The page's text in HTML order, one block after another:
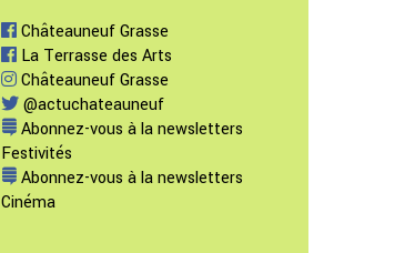
Châteauneuf Grasse
La Terrasse des Arts
Châteauneuf Grasse
@actuchateauneuf
Abonnez-vous à la newsletters
Festivités
Abonnez-vous à la newsletters
Cinéma